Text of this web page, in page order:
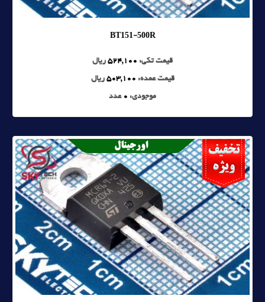
BT151-500R
قیمت تکی: 524,100 ریال
قیمت عمده: 503,100 ریال
موجودی: 0 عدد